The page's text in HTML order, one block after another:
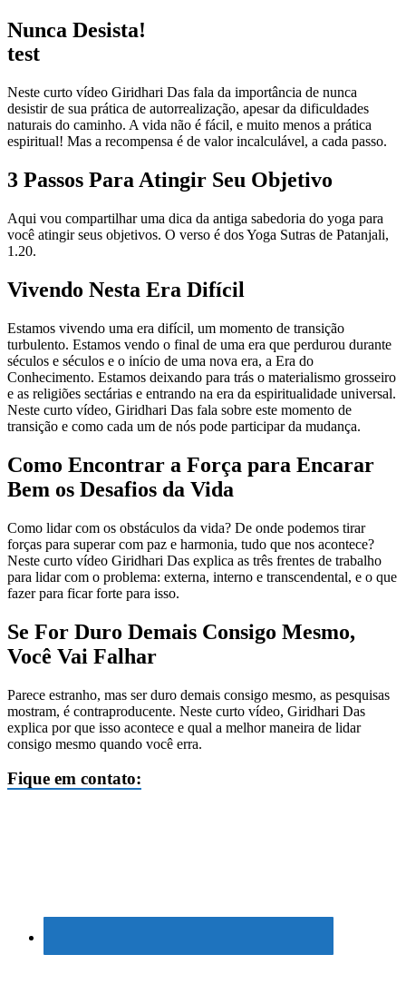
Nunca Desista!
test
Neste curto vídeo Giridhari Das fala da importância de nunca
desistir de sua prática de autorrealização, apesar da dificuldades
naturais do caminho. A vida não é fácil, e muito menos a prática
espiritual! Mas a recompensa é de valor incalculável, a cada passo.
3 Passos Para Atingir Seu Objetivo
Aqui vou compartilhar uma dica da antiga sabedoria do yoga para
você atingir seus objetivos. O verso é dos Yoga Sutras de Patanjali,
1.20.
Vivendo Nesta Era Difícil
Estamos vivendo uma era difícil, um momento de transição
turbulento. Estamos vendo o final de uma era que perdurou durante
séculos e séculos e o início de uma nova era, a Era do
Conhecimento. Estamos deixando para trás o materialismo grosseiro
e as religiões sectárias e entrando na era da espiritualidade universal.
Neste curto vídeo, Giridhari Das fala sobre este momento de
transição e como cada um de nós pode participar da mudança.
Como Encontrar a Força para Encarar
Bem os Desafios da Vida
Como lidar com os obstáculos da vida? De onde podemos tirar
forças para superar com paz e harmonia, tudo que nos acontece?
Neste curto vídeo Giridhari Das explica as três frentes de trabalho
para lidar com o problema: externa, interno e transcendental, e o que
fazer para ficar forte para isso.
Se For Duro Demais Consigo Mesmo,
Você Vai Falhar
Parece estranho, mas ser duro demais consigo mesmo, as pesquisas
mostram, é contraproducente. Neste curto vídeo, Giridhari Das
explica por que isso acontece e qual a melhor maneira de lidar
consigo mesmo quando você erra.
Fique em contato: